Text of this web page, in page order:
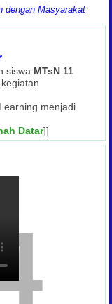
Masyarakat
siswa MTsN 11
menjadi
Datar]]